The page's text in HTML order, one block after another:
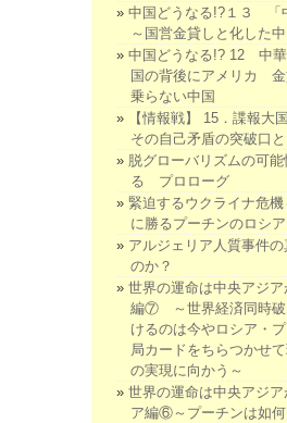
中国どうなる!?１３ 「
～国営金貸しと化した
中国どうなる!? 12 中華
国の背後にアメリカ 金
乗らない中国
【情報戦】 15．諜報大
その自己矛盾の突破口
脱グローバリズムの可
る プロローグ
緊迫するウクライナ危
に勝るプーチンのロシア
アルジェリア人質事件
のか？
世界の運命は中央アジ
編⑦ ～世界経済同時破
けるのは今やロシア・
局カードをちらつかせ
の実現に向かう～
世界の運命は中央アジ
ア編⑥～プーチンは如